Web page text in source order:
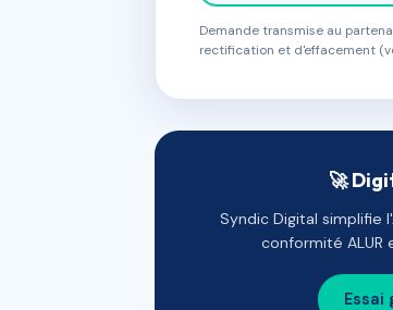
Demande transmise au
rectification et d'effacement
🚀
Syndic Digital simplifie
conformité ALUR